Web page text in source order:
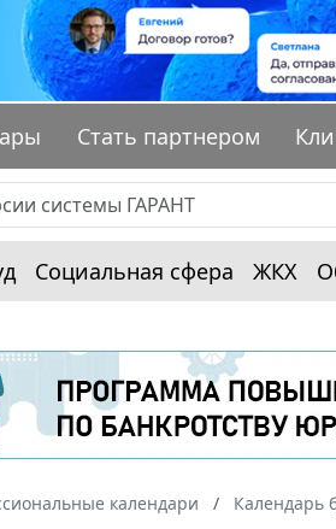
Стать партнером
Социальная сфера ЖКХ
календари Календарь